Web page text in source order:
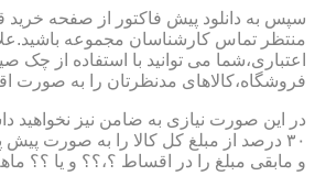
سپس به دانلود پیش فاکتور از صفحه
منتظر تماس کارشناسان مجموعه
اعتباری،شما می توانید با استفاده از چک
فروشگاه،کالاهای مدنظرتان را به صورت
در این صورت نیازی به ضامن نیز نخواهید
۳۰ درصد از مبلغ کل کالا را به صورت
و مابقی مبلغ را در اقساط ؟،؟؟ و یا ؟؟